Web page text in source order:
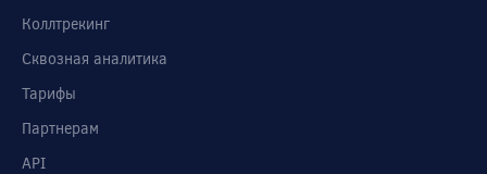
Коллтрекинг
Сквозная аналитика
Тарифы
Партнерам
API